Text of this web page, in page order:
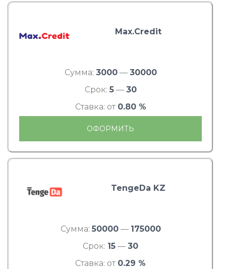
Max.Credit
Сумма: 3000— 30000
Срок: 5— 30
Ставка: от 0.80 %
ОФОРМИТЬ
TengeDa KZ
Сумма: 50000— 175000
Срок: 15 — 30
Ставка: от 0.29 %